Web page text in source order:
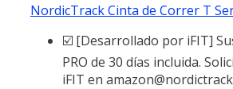
NordicTrack Cinta de Correr T
☑️ [Desarrollado por iFIT]
PRO de 30 días incluida.
iFIT en